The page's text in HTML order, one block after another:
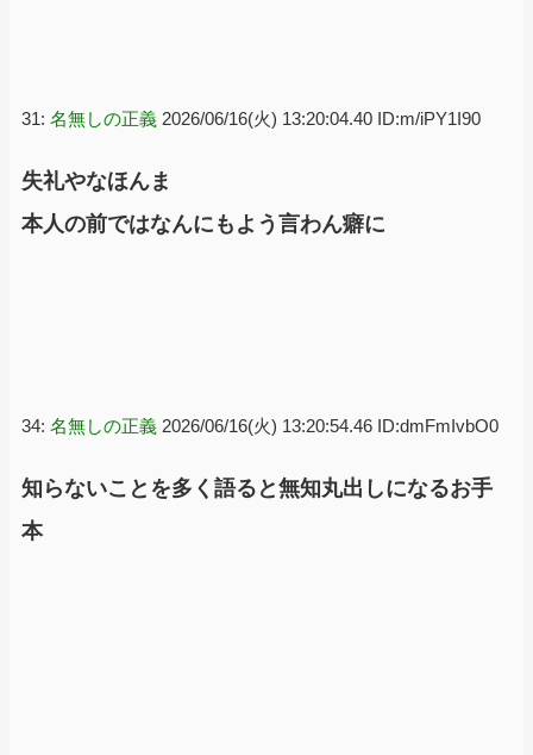
31: 名無しの正義 2026/06/16(火) 13:20:04.40 ID:m/iPY1I90
失礼やなほんま
本人の前ではなんにもよう言わん癖に
34: 名無しの正義 2026/06/16(火) 13:20:54.46 ID:dmFmIvbO0
知らないことを多く語ると無知丸出しになるお手
本